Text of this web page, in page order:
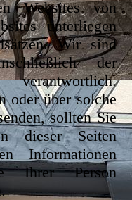
Websites von
unterliegen
Wir sind
der
verantwortlich.
oder über solche
sollten Sie
dieser Seiten
Informationen
Ihrer Person